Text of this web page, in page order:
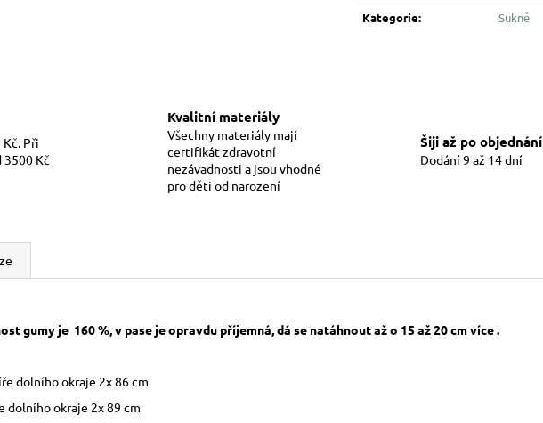
Kategorie: Sukně
Při
3500 Kč
Kvalitní materiály
Všechny materiály mají
certifikát zdravotní
nezávadnosti a jsou vhodné
pro děti od narození
Šiji až po objednání
Dodání 9 až 14 dní
gumy je 160 %, v pase je opravdu příjemná, dá se natáhnout až o 15 až 20 cm více .
dolního okraje 2x 86 cm
dolního okraje 2x 89 cm